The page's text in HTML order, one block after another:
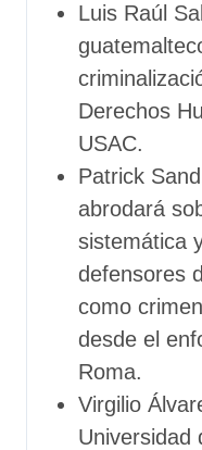
Luis Raúl
Derechos
USAC.
Patrick
abrodará
sistemática
defensores
como
desde el
Roma.
Virgilio
Universidad